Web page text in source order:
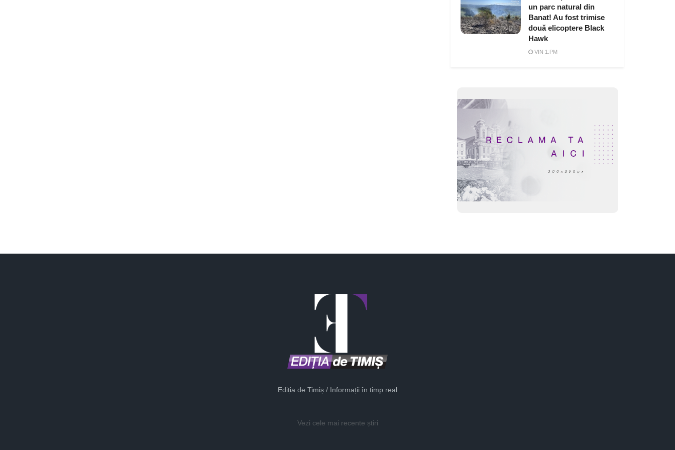
un parc natural din
Banat! Au fost trimise
două elicoptere Black
Hawk
VIN 1:PM
Ediția de Timiș / Informații în timp real
Vezi cele mai recente știri